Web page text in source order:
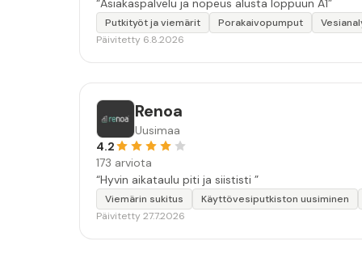
“Asiakaspalvelu ja nopeus alusta loppuun A1”
Putkityöt ja viemärit Porakaivopumput
Päivitetty 6.8.2026
Renoa
Uusimaa
4.2
173 arviota
“Hyvin aikataulu piti ja siististi ”
Viemärin sukitus Käyttövesiputkiston uusiminen
Päivitetty 27.7.2026